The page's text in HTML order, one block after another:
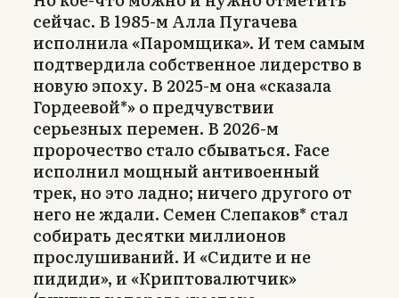
сейчас. В 1985-м Алла Пугачева
исполнила «Паромщика». И тем самым
подтвердила собственное лидерство в
новую эпоху. В 2025-м она «сказала
Гордеевой*» о предчувствии
серьезных перемен. В 2026-м
пророчество стало сбываться. Face
исполнил мощный антивоенный
трек, но это ладно; ничего другого от
него не ждали. Семен Слепаков* стал
собирать десятки миллионов
прослушиваний. И «Сидите и не
пидиди», и «Криптовалютчик»